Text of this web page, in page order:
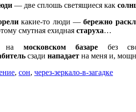
— две сплошь светящиеся как
какие-то люди —бережно
смутная ехидная старуха…
на московском базаре без
сзади нападает на меня и,
, сон, через-зеркало-в-загадке